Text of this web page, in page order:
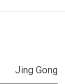
Jing Gong